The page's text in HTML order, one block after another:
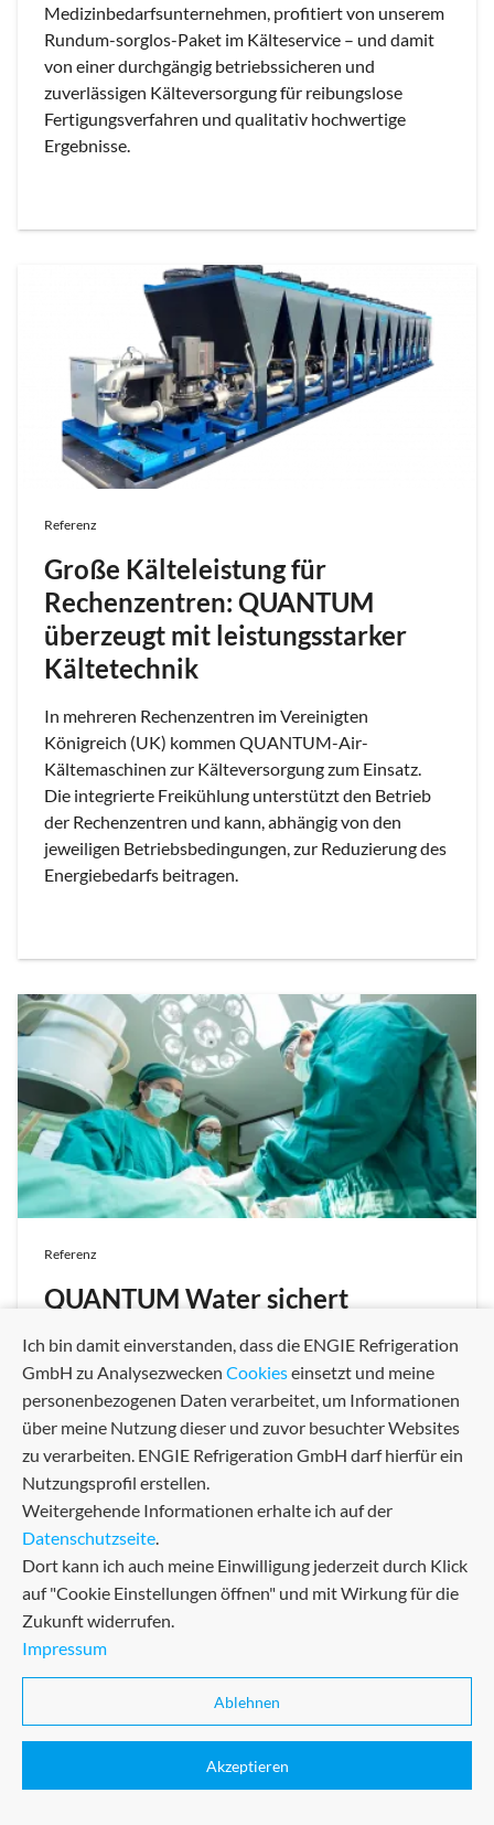
Medizinbedarfsunternehmen, profitiert von unserem
Rundum-sorglos-Paket im Kälteservice – und damit
von einer durchgängig betriebssicheren und
zuverlässigen Kälteversorgung für reibungslose
Fertigungsverfahren und qualitativ hochwertige
Ergebnisse.
Referenz
Große Kälteleistung für
Rechenzentren: QUANTUM
überzeugt mit leistungsstarker
Kältetechnik
In mehreren Rechenzentren im Vereinigten
Königreich (UK) kommen QUANTUM-Air-
Kältemaschinen zur Kälteversorgung zum Einsatz.
Die integrierte Freikühlung unterstützt den Betrieb
der Rechenzentren und kann, abhängig von den
jeweiligen Betriebsbedingungen, zur Reduzierung des
Energiebedarfs beitragen.
Referenz
QUANTUM Water sichert
zuverlässige Kühlung im
Krankenhaus
Ob bei der Klimatisierung im OP, der
Kältebereitstellung für medizinische Geräte oder der
Temperierung von Patientenzimmern: Eine effiziente
Kühlung ist im Krankenhaus unverzichtbar. Dank
unserer QUANTUM-Water-Kältemaschinen
funktioniert diese in einer großen Schweizer Klinik
einwandfrei.
Ich bin damit einverstanden, dass die ENGIE Refrigeration
GmbH zu Analysezwecken Cookieseinsetzt und meine
personenbezogenen Daten verarbeitet, um Informationen
über meine Nutzung dieser und zuvor besuchter Websites
zu verarbeiten. ENGIE Refrigeration GmbH darf hierfür ein
Nutzungsprofil erstellen.
Weitergehende Informationen erhalte ich auf der
Datenschutzseite.
Dort kann ich auch meine Einwilligung jederzeit durch Klick
auf "Cookie Einstellungen öffnen" und mit Wirkung für die
Zukunft widerrufen.
Impressum
Ablehnen
Akzeptieren